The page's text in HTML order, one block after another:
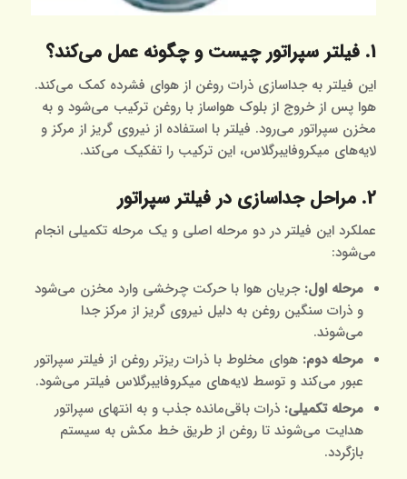
1. فیلتر سپراتور چیست و چگونه عمل می‌کند؟
این فیلتر به جداسازی ذرات روغن از هوای فشرده کمک می‌کند.
هوا پس از خروج از بلوک هواساز با روغن ترکیب می‌شود و به
مخزن سپراتور می‌رود. فیلتر با استفاده از نیروی گریز از مرکز و
لایه‌های میکروفایبرگلاس، این ترکیب را تفکیک می‌کند.
2. مراحل جداسازی در فیلتر سپراتور
عملکرد این فیلتر در دو مرحله اصلی و یک مرحله تکمیلی انجام
می‌شود:
مرحله اول: جریان هوا با حرکت چرخشی وارد مخزن می‌شود
و ذرات سنگین روغن به دلیل نیروی گریز از مرکز جدا
می‌شوند.
مرحله دوم: هوای مخلوط با ذرات ریزتر روغن از فیلتر سپراتور
عبور می‌کند و توسط لایه‌های میکروفایبرگلاس فیلتر می‌شود.
مرحله تکمیلی: ذرات باقی‌مانده جذب و به انتهای سپراتور
هدایت می‌شوند تا روغن از طریق خط مکش به سیستم
بازگردد.